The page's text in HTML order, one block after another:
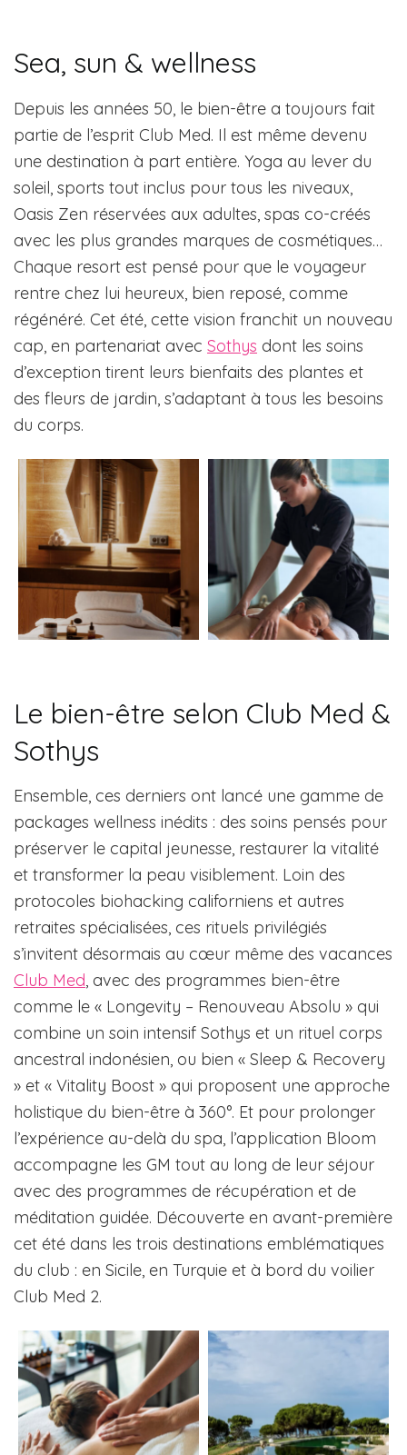
Sea, sun & wellness
Depuis les années 50, le bien-être a toujours fait
partie de l’esprit Club Med. Il est même devenu
une destination à part entière. Yoga au lever du
soleil, sports tout inclus pour tous les niveaux,
Oasis Zen réservées aux adultes, spas co-créés
avec les plus grandes marques de cosmétiques…
Chaque resort est pensé pour que le voyageur
rentre chez lui heureux, bien reposé, comme
régénéré. Cet été, cette vision franchit un nouveau
cap, en partenariat avec Sothys dont les soins
d’exception tirent leurs bienfaits des plantes et
des fleurs de jardin, s’adaptant à tous les besoins
du corps.
Le bien-être selon Club Med &
Sothys
Ensemble, ces derniers ont lancé une gamme de
packages wellness inédits : des soins pensés pour
préserver le capital jeunesse, restaurer la vitalité
et transformer la peau visiblement. Loin des
protocoles biohacking californiens et autres
retraites spécialisées, ces rituels privilégiés
s’invitent désormais au cœur même des vacances
Club Med, avec des programmes bien-être
comme le « Longevity – Renouveau Absolu » qui
combine un soin intensif Sothys et un rituel corps
ancestral indonésien, ou bien « Sleep & Recovery
» et « Vitality Boost » qui proposent une approche
holistique du bien-être à 360°. Et pour prolonger
l’expérience au-delà du spa, l’application Bloom
accompagne les GM tout au long de leur séjour
avec des programmes de récupération et de
méditation guidée. Découverte en avant-première
cet été dans les trois destinations emblématiques
du club : en Sicile, en Turquie et à bord du voilier
Club Med 2.